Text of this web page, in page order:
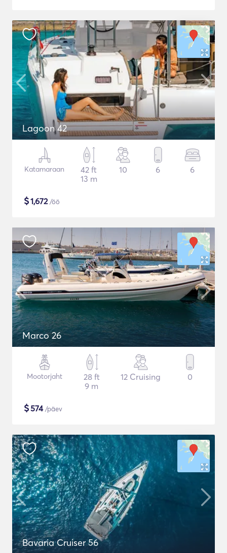
Lagoon 42
Katamaraan
42 ft
13 m
10 6 6
$1,672/öö
Marco 26
Mootorjaht
28 ft
9 m
12 Cruising 0
$574/päev
Bavaria Cruiser 56